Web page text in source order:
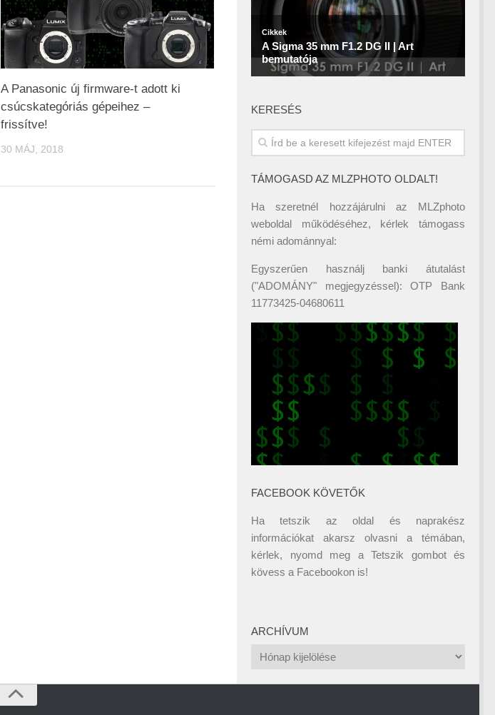
A Panasonic új firmware-t adott ki
csúcskategóriás gépeihez –
frissítve!
30 MÁJ, 2018
KERESÉS
TÁMOGASD AZ MLZPHOTO OLDALT!
Ha szeretnél hozzájárulni az MLZphoto
weboldal működéséhez, kérlek támogass
némi adománnyal:
Egyszerűen használj banki átutalást
("ADOMÁNY" megjegyzéssel): OTP Bank
11773425-04680611
FACEBOOK KÖVETŐK
Ha tetszik az oldal és naprakész
információkat akarsz olvasni a témában,
kérlek, nyomd meg a Tetszik gombot és
kövess a Facebookon is!
ARCHÍVUM
Archívum